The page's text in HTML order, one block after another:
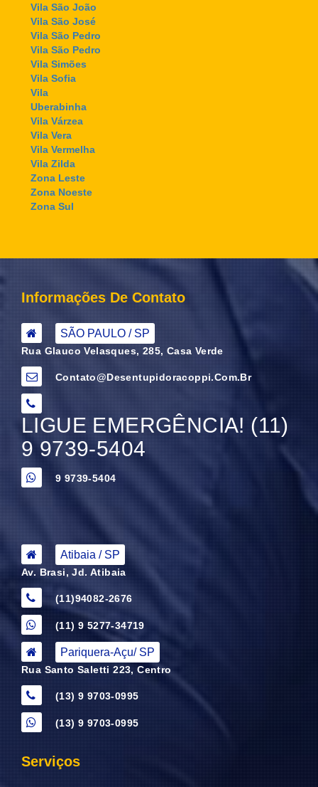
Vila São João
Vila São José
Vila São Pedro
Vila São Pedro
Vila Simões
Vila Sofia
Vila
Uberabinha
Vila Várzea
Vila Vera
Vila Vermelha
Vila Zilda
Zona Leste
Zona Noeste
Zona Sul
Informações De Contato
SÃO PAULO / SP
Rua Glauco Velasques, 285, Casa Verde
Contato@desentupidoracoppi.com.br
LIGUE EMERGÊNCIA! (11)
9 9739-5404
9 9739-5404
Atibaia / SP
Av. Brasi, Jd. Atibaia
(11)94082-2676
(11) 9 5277-34719
Pariquera-Açu/ SP
Rua Santo Saletti 223, Centro
(13) 9 9703-0995
(13) 9 9703-0995
Serviços